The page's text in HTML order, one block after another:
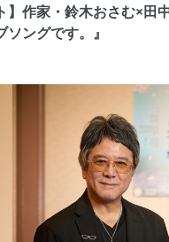
】作家・鈴木おさむ×田
ソングです。』